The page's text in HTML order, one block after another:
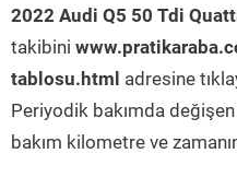
2022 Audi Q5 50 Tdi
takibini
tablosu.html adresine
Periyodik bakımda
bakım kilometre ve